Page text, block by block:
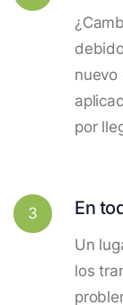
nuevo
por
3 En
Un
los